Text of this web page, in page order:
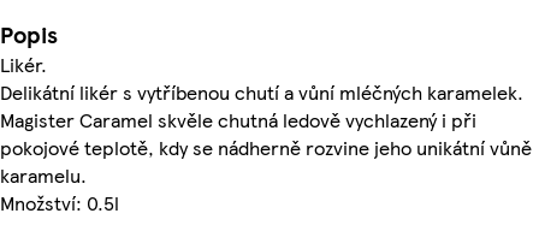
Popis
Likér.
Delikátní likér s vytříbenou chutí a vůní mléčných karamelek.
Magister Caramel skvěle chutná ledově vychlazený i při
pokojové teplotě, kdy se nádherně rozvine jeho unikátní vůně
karamelu.
Množství: 0.5l